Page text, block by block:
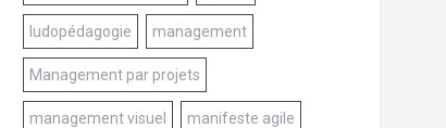
ludopédagogie management
Management par projets
management visuel manifeste agile